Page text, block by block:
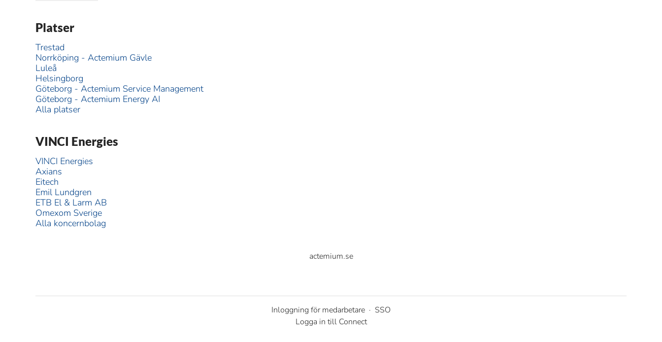
Platser
Trestad
Norrköping - Actemium Gävle
Luleå
Helsingborg
Göteborg - Actemium Service Management
Göteborg - Actemium Energy AI
Alla platser
VINCI Energies
VINCI Energies
Axians
Eitech
Emil Lundgren
ETB El & Larm AB
Omexom Sverige
Alla koncernbolag
actemium.se
Inloggning för medarbetare · SSO
Logga in till Connect